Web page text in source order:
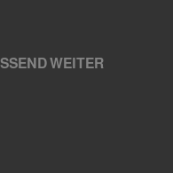
WEITER